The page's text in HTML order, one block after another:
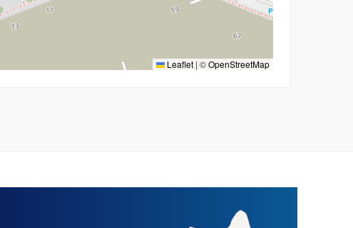
Leaflet | ©OpenStreetMap